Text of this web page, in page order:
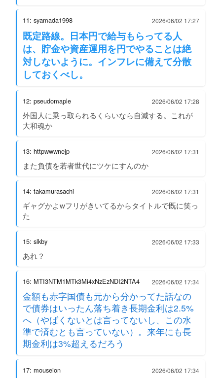
11: syamada1998 2026/06/02 17:27
既定路線。日本円で給与もらってる人
は、貯金や資産運用を円でやることは絶
対しないように。インフレに備えて分散
しておくべし。
12: pseudomaple 2026/06/02 17:28
外国人に乗っ取られるくらいなら自滅する。これが
大和魂か
13: httpwwwnejp 2026/06/02 17:31
また負債を若者世代にツケにすんのか
14: takamurasachi 2026/06/02 17:31
ギャグかよwフリがきいてるからタイトルで既に笑っ
た
15: slkby 2026/06/02 17:33
あれ？
16: MTI3NTM1MTk3Mi4xNzEzNDI2NTA4 2026/06/02 17:34
金額も赤字国債も元から分かってた話なの
で債券はいったん落ち着き長期金利は2.5%
へ（やばくないとは言ってないし、この水
準で済むとも言っていない）。来年にも長
期金利は3%超えるだろう
17: mouseion 2026/06/02 17:34